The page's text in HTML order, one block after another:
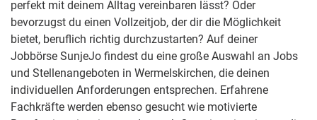
perfekt mit deinem Alltag vereinbaren lässt? Oder
bevorzugst du einen Vollzeitjob, der dir die Möglichkeit
bietet, beruflich richtig durchzustarten? Auf deiner
Jobbörse SunjeJo findest du eine große Auswahl an Jobs
und Stellenangeboten in Wermelskirchen, die deinen
individuellen Anforderungen entsprechen. Erfahrene
Fachkräfte werden ebenso gesucht wie motivierte